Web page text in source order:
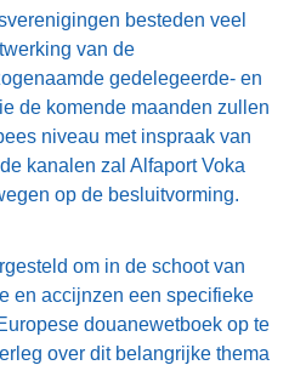
besteden veel
van de
gedelegeerde- en
de komende maanden zullen
niveau met inspraak van
kanalen zal Alfaport Voka
op de besluitvorming.
om in de schoot van
en accijnzen een specifieke
douanewetboek op te
over dit belangrijke thema